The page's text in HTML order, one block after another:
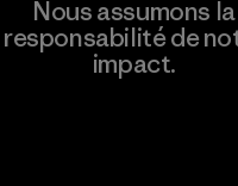
Nous assumons la
responsabilité de
impact.